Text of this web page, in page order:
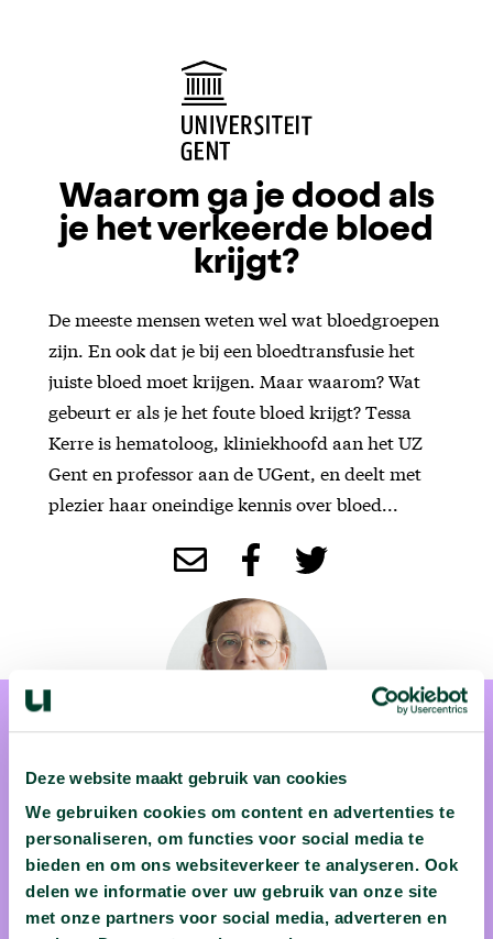
Deze website maakt gebruik van cookies
We gebruiken cookies om content en advertenties te
personaliseren, om functies voor social media te
bieden en om ons websiteverkeer te analyseren. Ook
delen we informatie over uw gebruik van onze site
met onze partners voor social media, adverteren en
Waarom ga je dood als
je het verkeerde bloed
krijgt?
De meeste mensen weten wel wat bloedgroepen
zijn. En ook dat je bij een bloedtransfusie het
juiste bloed moet krijgen. Maar waarom? Wat
gebeurt er als je het foute bloed krijgt? Tessa
Kerre is hematoloog, kliniekhoofd aan het UZ
Gent en professor aan de UGent, en deelt met
plezier haar oneindige kennis over bloed...
prof. dr. Tessa Kerre
Prof. dr. Tessa Kerre is hematoloog aan het UZ Gent. Je kent
haar misschien van topdokters? Elke dag haalt ze energie uit